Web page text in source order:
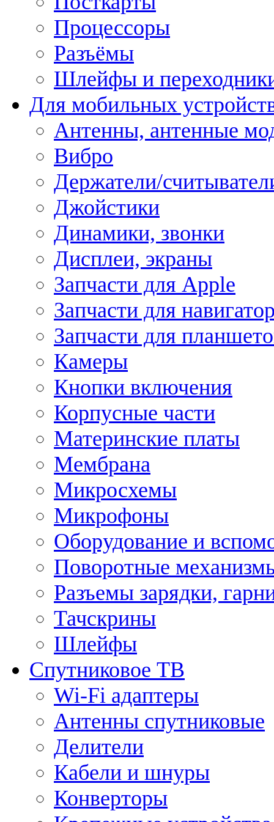
Процессоры
Разъёмы
Шлейфы и
Для мобильных
Антенны, антенные
Вибро
Держатели/
Джойстики
Динамики, звонки
Дисплеи, экраны
Запчасти для Apple
Запчасти для
Запчасти для
Камеры
Кнопки включения
Корпусные части
Материнские платы
Мембрана
Микросхемы
Микрофоны
Оборудование и
Поворотные
Разъемы зарядки,
Тачскрины
Шлейфы
Спутниковое ТВ
Wi-Fi адаптеры
Антенны спутниковые
Делители
Кабели и шнуры
Конверторы